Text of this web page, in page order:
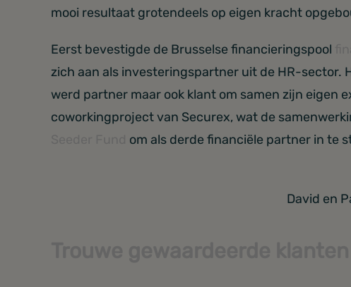
mooi resultaat grotendeels op eigen kracht
Eerst bevestigde de Brusselse financieringspool
zich aan als investeringspartner uit de HR-sector.
werd partner maar ook klant om samen zijn eigen
coworkingproject van Securex, wat de
om als derde financiële partner in te
David en